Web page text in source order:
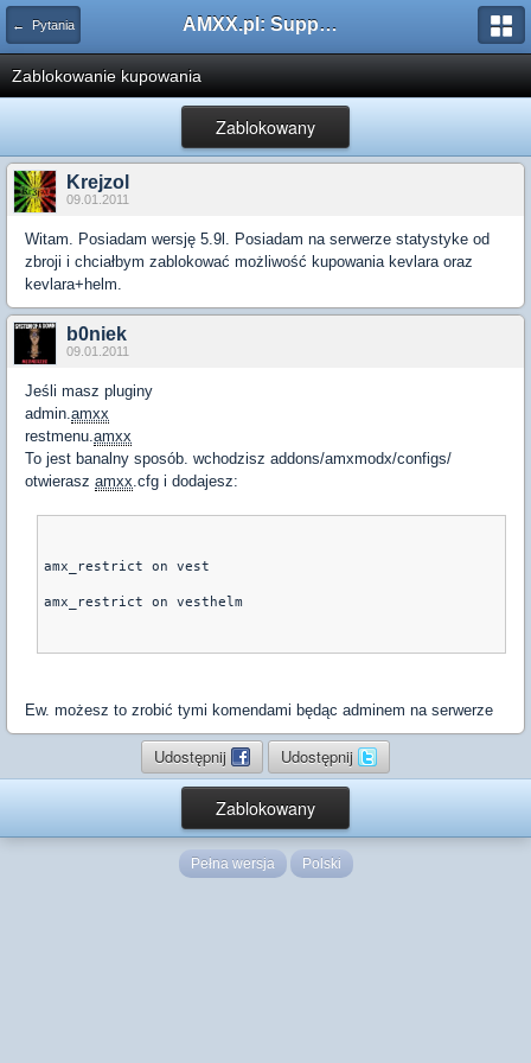
← Pytania AMXX.pl: Support AMX Mod X i SourceMod
Zablokowanie kupowania
Zablokowany
Krejzol
09.01.2011
Witam. Posiadam wersję 5.9l. Posiadam na serwerze statystyke od
zbroji i chciałbym zablokować możliwość kupowania kevlara oraz
kevlara+helm.
b0niek
09.01.2011
Jeśli masz pluginy
admin.amxx
restmenu.amxx
To jest banalny sposób. wchodzisz addons/amxmodx/configs/
otwierasz amxx.cfg i dodajesz:
amx_restrict on vest
amx_restrict on vesthelm
Ew. możesz to zrobić tymi komendami będąc adminem na serwerze
Udostępnij Udostępnij
Zablokowany
Pełna wersja Polski